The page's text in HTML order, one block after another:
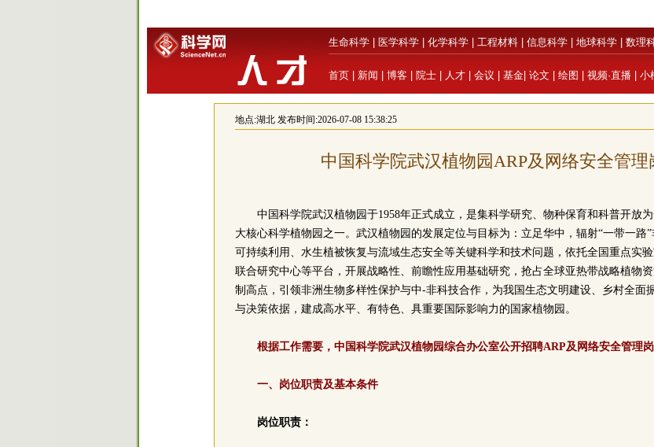
生命科学 医学科学 化学科学 工程材料 信息科学 地球科学 数理
首页 新闻 博客 院士 人才 会议 基金 论文 绘图 视频·直播 小
地点:湖北发布时间:2026-07-08 15:38:25
中国科学院武汉植物园ARP及网络安全管理
中国科学院武汉植物园于1958年正式成立，是集科学研究、物种保育和科普开放
大核心科学植物园之一。武汉植物园的发展定位与目标为：立足华中，辐射“一带一路
可持续利用、水生植被恢复与流域生态安全等关键科学和技术问题，依托全国重点实
联合研究中心等平台，开展战略性、前瞻性应用基础研究，抢占全球亚热带战略植物
制高点，引领非洲生物多样性保护与中-非科技合作，为我国生态文明建设、乡村全面
与决策依据，建成高水平、有特色、具重要国际影响力的国家植物园。
根据工作需要，中国科学院武汉植物园综合办公室公开招聘ARP及网络安全管理岗
一、岗位职责及基本条件
岗位职责：